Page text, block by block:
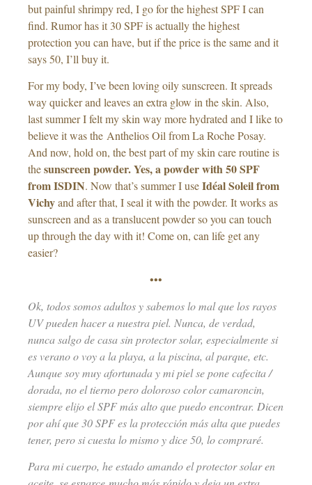
but painful shrimpy red, I go for the highest SPF I can
find. Rumor has it 30 SPF is actually the highest
protection you can have, but if the price is the same and it
says 50, I’ll buy it.
For my body, I’ve been loving oily sunscreen. It spreads
way quicker and leaves an extra glow in the skin. Also,
last summer I felt my skin way more hydrated and I like to
believe it was the Anthelios Oil from La Roche Posay.
And now, hold on, the best part of my skin care routine is
thesunscreen powder. Yes, a powder with 50 SPF
from ISDIN. Now that’s summer I useIdéal Soleil from
Vichyand after that, I seal it with the powder. It works as
sunscreen and as a translucent powder so you can touch
up through the day with it! Come on, can life get any
easier?
•••
Ok, todos somos adultos y sabemos lo mal que los rayos
UV pueden hacer a nuestra piel. Nunca, de verdad,
nunca salgo de casa sin protector solar, especialmente si
es verano o voy a la playa, a la piscina, al parque, etc.
Aunque soy muy afortunada y mi piel se pone cafecita /
dorada, no el tierno pero doloroso color camaroncin,
siempre elijo el SPF más alto que puedo encontrar. Dicen
por ahí que 30 SPF es la protección más alta que puedes
tener, pero si cuesta lo mismo y dice 50, lo compraré.
Para mi cuerpo, he estado amando el protector solar en